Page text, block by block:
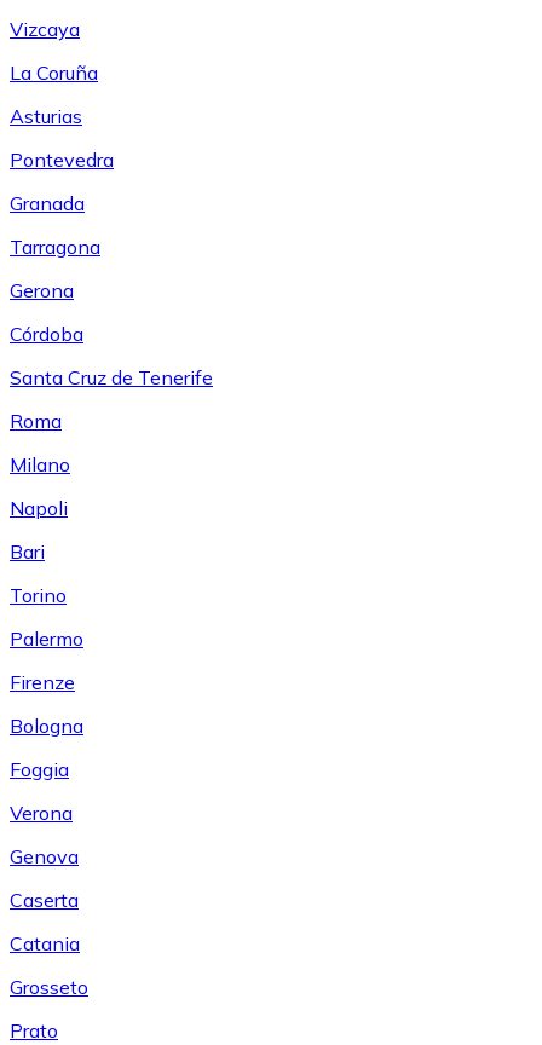
Vizcaya
La Coruña
Asturias
Pontevedra
Granada
Tarragona
Gerona
Córdoba
Santa Cruz de Tenerife
Roma
Milano
Napoli
Bari
Torino
Palermo
Firenze
Bologna
Foggia
Verona
Genova
Caserta
Catania
Grosseto
Prato